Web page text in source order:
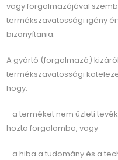
vagy forgalmazójával
termékszavatossági igény
bizonyítania.
A gyártó (forgalmazó)
termékszavatossági
hogy:
- a terméket nem üzleti
hozta forgalomba, vagy
- a hiba a tudomány és a